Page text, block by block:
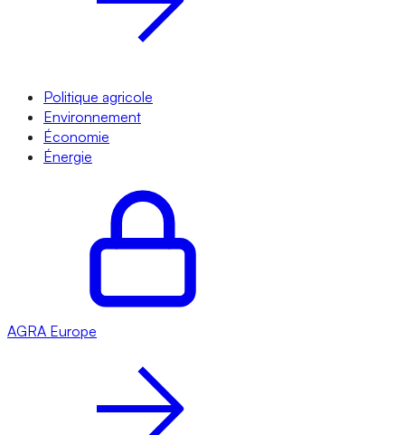
Politique agricole
Environnement
Économie
Énergie
AGRA Europe